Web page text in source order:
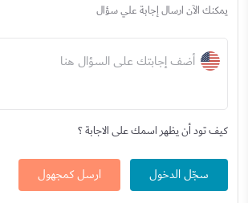
يمكنك الآن ارسال إجابة علي سؤال
أضف إجابتك على السؤال هنا
كيف تود أن يظهر اسمك على الاجابة ؟
سجّل الدخول ارسل كمجهول